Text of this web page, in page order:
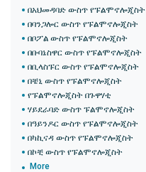
በአህመዳባድ ውስጥ የፑልሞኖሎጂስት
በባንጋሎር ውስጥ የፑልሞኖሎጂስት
በቦፖል ውስጥ የፑልሞኖሎጂስት
በቡባኔስዋር ውስጥ የፑልሞኖሎጂስት
በቢላስፑር ውስጥ የፑልሞኖሎጂስት
በቼኒ ውስጥ የፑልሞኖሎጂስት
የፑልሞኖሎጂስት በጉዋሃቲ
ሃይደራባድ ውስጥ ፑልሞኖሎጂስት
በዓይንዶር ውስጥ የፑልሞኖሎጂስት
በካኪናዳ ውስጥ የፑልሞኖሎጂስት
በኮቺ ውስጥ የፑልሞኖሎጂስት
More